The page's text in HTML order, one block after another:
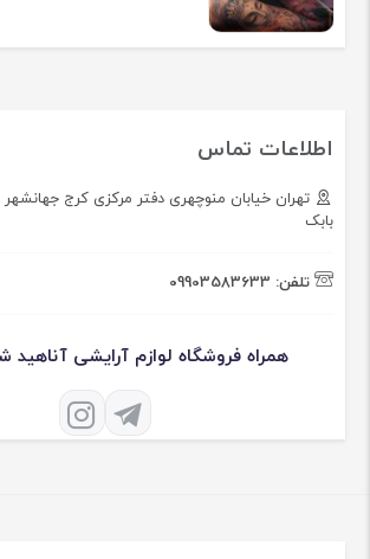
اطلاعات تماس
تهران خیابان منوچهری دفتر مرکزی کرج جهانشهر
بابک
تلفن: 09903583633
همراه فروشگاه لوازم آرایشی آناهید